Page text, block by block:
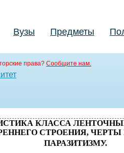
Вузы Предметы
права? Сообщите нам.
КЛАССА
СТРОЕНИЯ,
ПАРАЗИТИЗМУ.